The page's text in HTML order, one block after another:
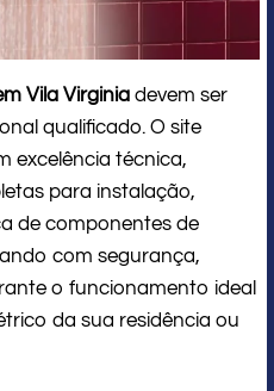
Vila Virginia devem ser
qualificado. O site
excelência técnica,
para instalação,
de componentes de
com segurança,
o funcionamento ideal
da sua residência ou